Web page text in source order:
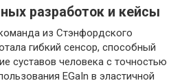
разработок и кейсы
из Стэнфордского
гибкий сенсор, способный
суставов человека с точностью
EGaIn в эластичной